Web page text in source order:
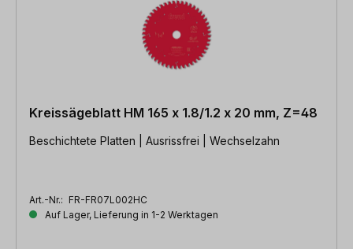
Kreissägeblatt HM 165 x 1.8/1.2 x 20 mm, Z=48
Beschichtete Platten | Ausrissfrei | Wechselzahn
Art.-Nr.: FR-FR07L002HC
Auf Lager, Lieferung in 1-2 Werktagen